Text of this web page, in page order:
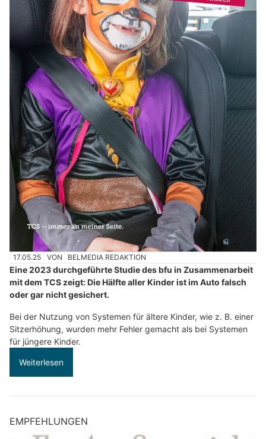
17.05.25 VON BELMEDIA REDAKTION
Eine 2023 durchgeführte Studie des bfu in Zusammenarbeit
mit dem TCS zeigt: Die Hälfte aller Kinder ist im Auto falsch
oder gar nicht gesichert.
Bei der Nutzung von Systemen für ältere Kinder, wie z. B. einer
Sitzerhöhung, wurden mehr Fehler gemacht als bei Systemen
für jüngere Kinder.
Weiterlesen
EMPFEHLUNGEN